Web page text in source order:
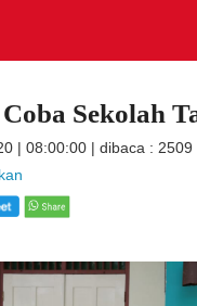
Sekolah
| 08:00:00 | dibaca : 2509